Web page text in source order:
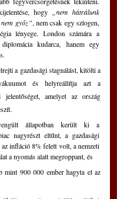
hogy „nem hátrálunk
győz”, nem csak egy szlogen,
lényege. London számára a
kudarca, hanem egy
a gazdasági stagnálást, kitölti a
és helyreállítja azt a
jelentőséget, amelyet az ország
állapotban került ki a
nagyrészt eltűnt, a gazdasági
infláció 8% felett volt, a nemzeti
a nyomás alatt megroppant, és
mint 900 000 ember hagyta el az